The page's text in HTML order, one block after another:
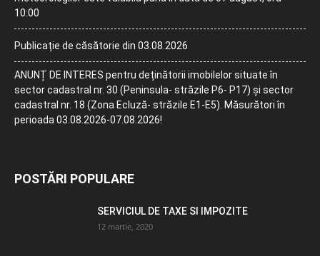
10:00
Publicație de căsătorie din 03.08.2026
ANUNȚ DE INTERES pentru deținătorii imobilelor situate în
sector cadastral nr. 30 (Peninsula- străzile P6- P17) și sector
cadastral nr. 18 (Zona Ecluză- străzile E1-E5). Măsurători în
perioada 03.08.2026-07.08.2026!
POSTĂRI POPULARE
SERVICIUL DE TAXE SI IMPOZITE
12 martie, 2020